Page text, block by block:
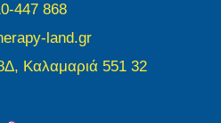
447 868
land.gr
Καλαμαριά 551 32